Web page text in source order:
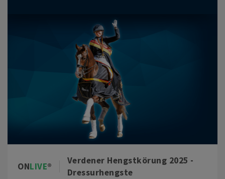
ONLIVE
Verdener Hengstkörung 2025 -
Dressurhengste